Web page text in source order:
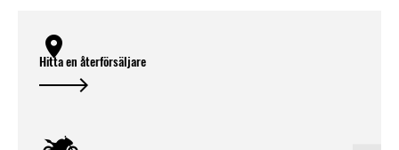
Hitta en återförsäljare